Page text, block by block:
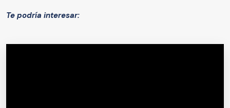
Te podría interesar: